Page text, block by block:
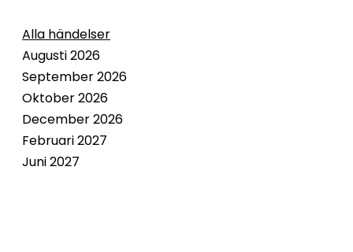
Alla händelser
Augusti 2026
September 2026
Oktober 2026
December 2026
Februari 2027
Juni 2027